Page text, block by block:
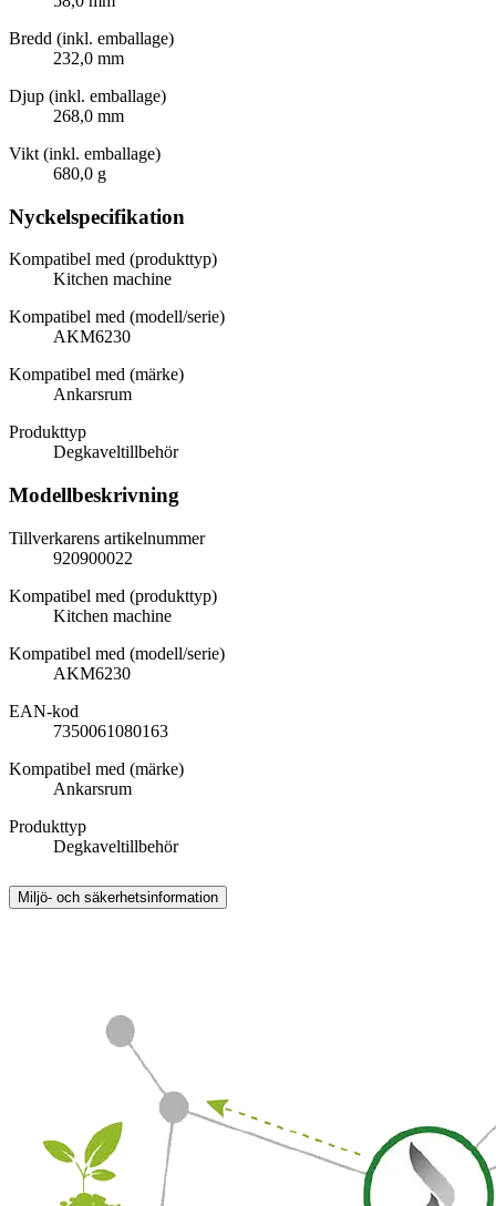
Bredd (inkl. emballage)
232,0 mm
Djup (inkl. emballage)
268,0 mm
Vikt (inkl. emballage)
680,0 g
Nyckelspecifikation
Kompatibel med (produkttyp)
Kitchen machine
Kompatibel med (modell/serie)
AKM6230
Kompatibel med (märke)
Ankarsrum
Produkttyp
Degkaveltillbehör
Modellbeskrivning
Tillverkarens artikelnummer
920900022
Kompatibel med (produkttyp)
Kitchen machine
Kompatibel med (modell/serie)
AKM6230
EAN-kod
7350061080163
Kompatibel med (märke)
Ankarsrum
Produkttyp
Degkaveltillbehör
Miljö- och säkerhetsinformation